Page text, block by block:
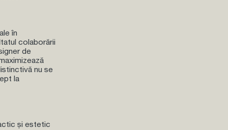
în
colaborării
de
nu se
la
și estetic